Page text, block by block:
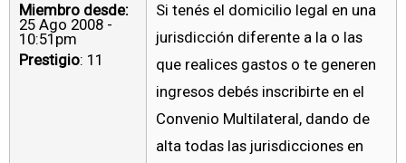
Miembro desde:
25 Ago 2008 -
10:51pm
Prestigio: 11
Si tenés el domicilio legal en una
jurisdicción diferente a la o las
que realices gastos o te generen
ingresos debés inscribirte en el
Convenio Multilateral, dando de
alta todas las jurisdicciones en